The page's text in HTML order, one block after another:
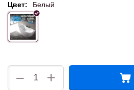
Цвет: Белый
+
−